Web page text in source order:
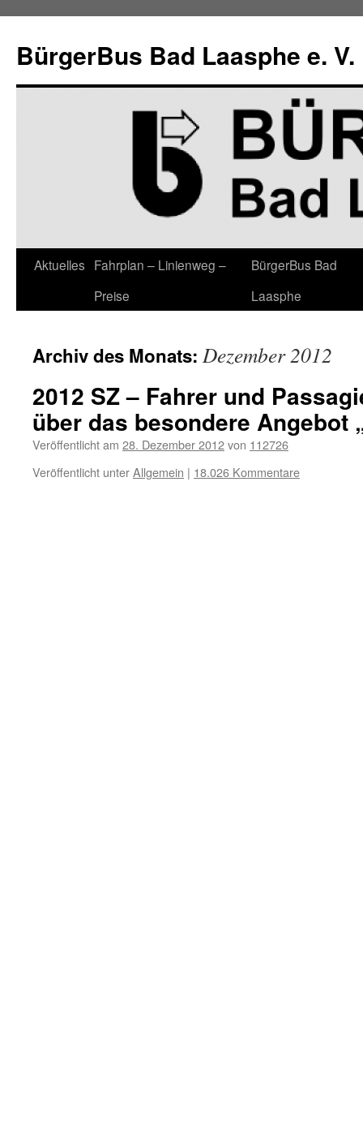
springen
BürgerBus Bad Laasphe e. V.
Aktuelles Fahrplan – Linienweg –
Preise
BürgerBus Bad
Laasphe
Archiv des Monats: Dezember 2012
2012 SZ – Fahrer und
über das besondere Angebot
Veröffentlicht am 28. Dezember 2012von 112726
Veröffentlicht unterAllgemein | 18.026 Kommentare